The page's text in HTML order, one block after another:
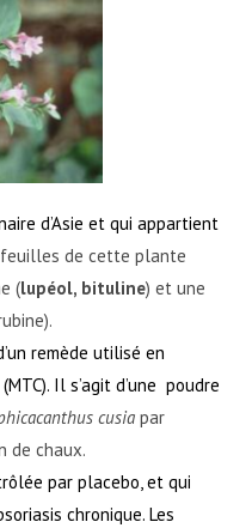
d’Asie et qui appartient
de cette plante
(lupéol, bituline) et une
remède utilisé en
Il s’agit d’une  poudre
cusia par
de chaux.
par placebo, et qui
chronique. Les